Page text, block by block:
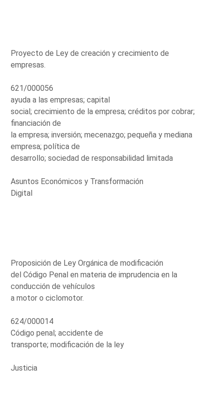
Proyecto de Ley de creación y crecimiento de
empresas.
621/000056
ayuda a las empresas; capital
social; crecimiento de la empresa; créditos por cobrar;
financiación de
la empresa; inversión; mecenazgo; pequeña y mediana
empresa; política de
desarrollo; sociedad de responsabilidad limitada
Asuntos Económicos y Transformación
Digital
Proposición de Ley Orgánica de modificación
del Código Penal en materia de imprudencia en la
conducción de vehículos
a motor o ciclomotor.
624/000014
Código penal; accidente de
transporte; modificación de la ley
Justicia